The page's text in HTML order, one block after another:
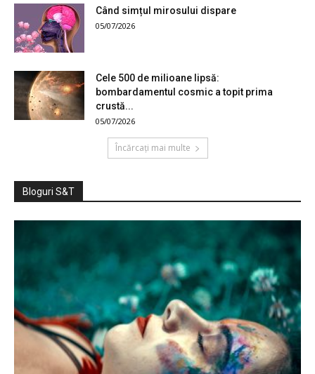
Când simțul mirosului dispare
05/07/2026
Cele 500 de milioane lipsă:
bombardamentul cosmic a topit prima
crustă...
05/07/2026
Încărcați mai multe
Bloguri S&T